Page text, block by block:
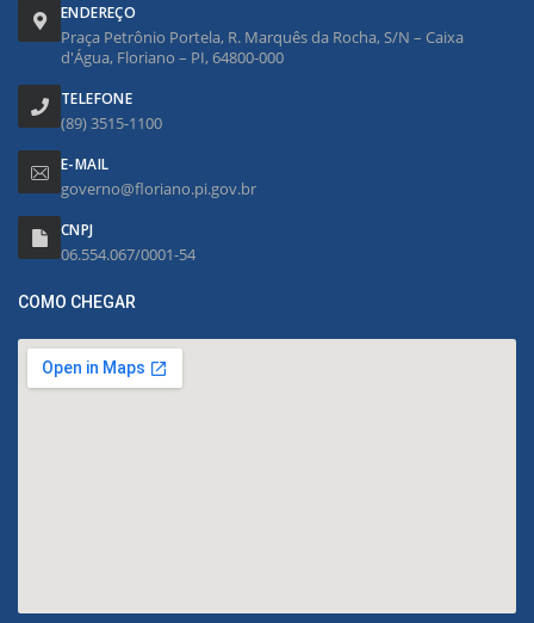
ENDEREÇO
Praça Petrônio Portela, R. Marquês da Rocha, S/N – Caixa
d'Água, Floriano – PI, 64800-000
TELEFONE
(89) 3515-1100
E-MAIL
governo@floriano.pi.gov.br
CNPJ
06.554.067/0001-54
COMO CHEGAR